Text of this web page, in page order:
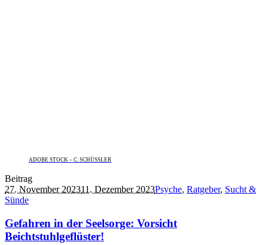
ADOBE STOCK – C. SCHÜSSLER
Beitrag
27. November 202311. Dezember 2023Psyche, Ratgeber, Sucht &
Sünde
Gefahren in der Seelsorge: Vorsicht
Beichtstuhlgeflüster!